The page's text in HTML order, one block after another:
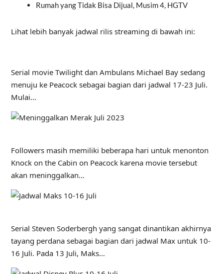
Rumah yang Tidak Bisa Dijual, Musim 4, HGTV
Lihat lebih banyak jadwal rilis streaming di bawah ini:
Serial movie Twilight dan Ambulans Michael Bay sedang
menuju ke Peacock sebagai bagian dari jadwal 17-23 Juli.
Mulai…
Followers masih memiliki beberapa hari untuk menonton
Knock on the Cabin on Peacock karena movie tersebut
akan meninggalkan…
Serial Steven Soderbergh yang sangat dinantikan akhirnya
tayang perdana sebagai bagian dari jadwal Max untuk 10-
16 Juli. Pada 13 Juli, Maks…